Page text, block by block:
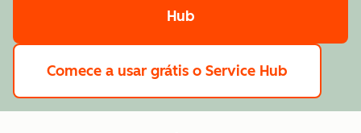
Hub
Comece a usar grátis o Service Hub